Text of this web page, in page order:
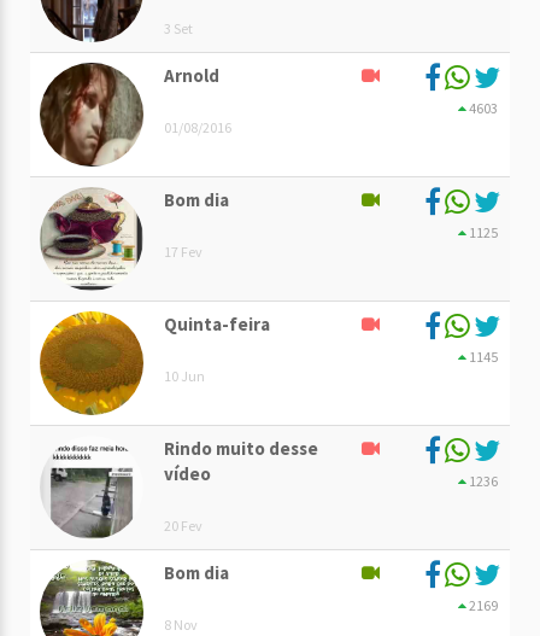
3 Set
Arnold
01/08/2016
4603
Bom dia
17 Fev
1125
Quinta-feira
10 Jun
1145
Rindo muito desse
vídeo
20 Fev
1236
Bom dia
8 Nov
2169